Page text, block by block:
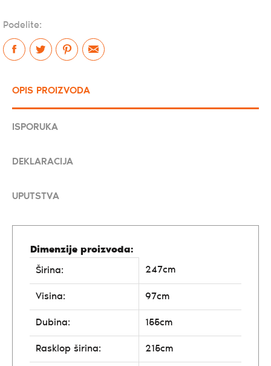
Podelite:
OPIS PROIZVODA
ISPORUKA
DEKLARACIJA
UPUTSTVA
Dimenzije proizvoda:
Širina:
247cm
Visina: 97cm
Dubina: 155cm
Rasklop širina: 215cm